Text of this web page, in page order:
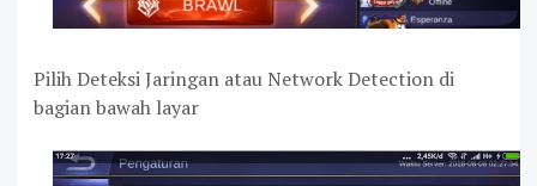
Pilih Deteksi Jaringan atau Network Detection di
bagian bawah layar